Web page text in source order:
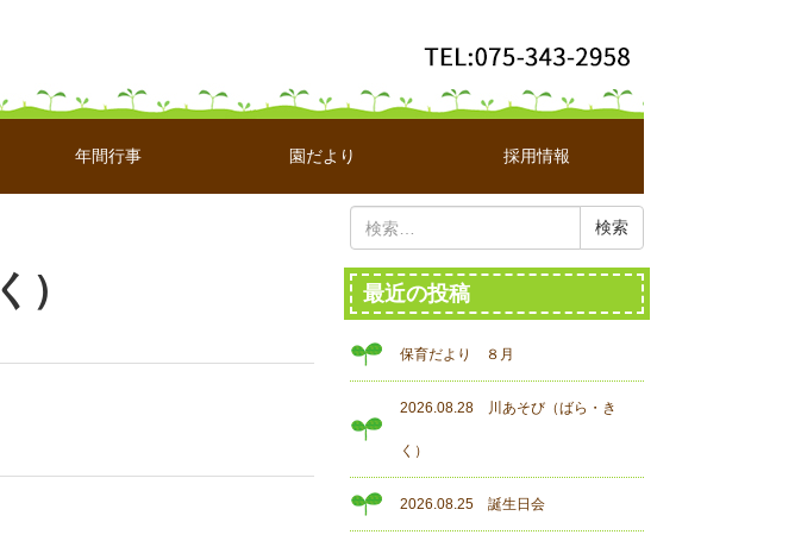
年間行事 園だより 採用情報
） 最近の投稿
保育だより ８月
2026.08.28 川あそび（ばら・き
く）
2026.08.25 誕生日会